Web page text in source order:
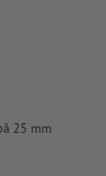
25 mm